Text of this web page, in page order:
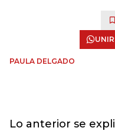
PAULA DELGADO
Lo anterior se